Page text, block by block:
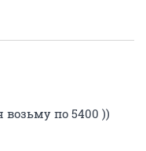
возьму по 5400 ))